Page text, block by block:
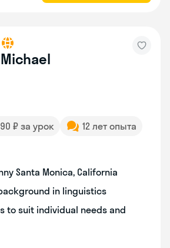
Michael
₽ за урок
12 лет опыта
Santa Monica, California
in linguistics
to suit individual needs and